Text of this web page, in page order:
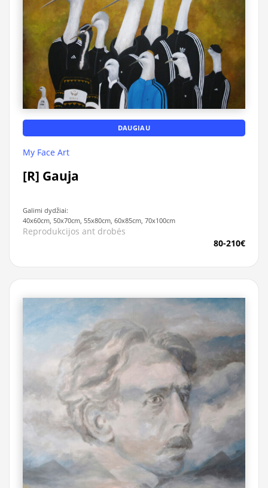
DAUGIAU
My Face Art
[R] Gauja
Galimi dydžiai:
40x60cm, 50x70cm, 55x80cm, 60x85cm, 70x100cm
Reprodukcijos ant drobės
80-210€